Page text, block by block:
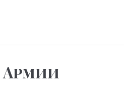
Армии